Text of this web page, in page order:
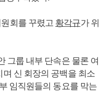
회를 꾸렸고 황각규가 위
그룹 내부 단속은 물론 여
신 회장의 공백을 최소
임직원들의 동요를 막는